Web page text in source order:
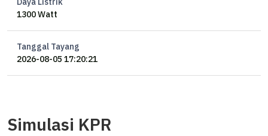
1300 Watt
Tanggal Tayang
2026-08-05 17:20:21
Simulasi KPR